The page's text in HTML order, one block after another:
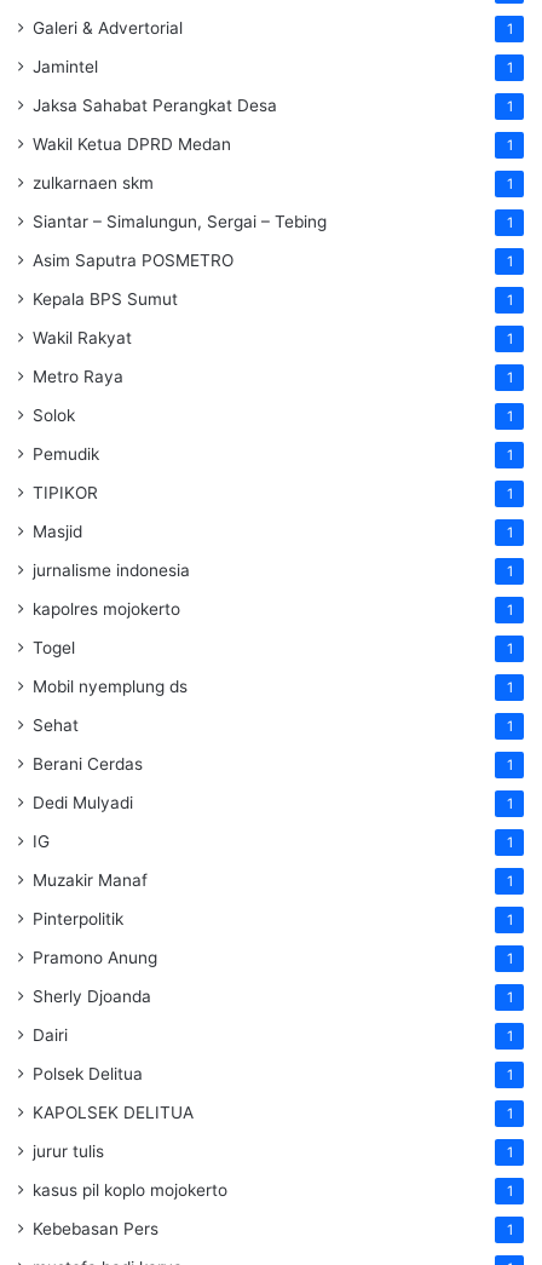
Galeri & Advertorial 1
Jamintel 1
Jaksa Sahabat Perangkat Desa 1
Wakil Ketua DPRD Medan 1
zulkarnaen skm 1
Siantar – Simalungun, Sergai – Tebing 1
Asim Saputra POSMETRO 1
Kepala BPS Sumut 1
Wakil Rakyat 1
Metro Raya 1
Solok 1
Pemudik 1
TIPIKOR 1
Masjid 1
jurnalisme indonesia 1
kapolres mojokerto 1
Togel 1
Mobil nyemplung ds 1
Sehat 1
Berani Cerdas 1
Dedi Mulyadi 1
IG 1
Muzakir Manaf 1
Pinterpolitik 1
Pramono Anung 1
Sherly Djoanda 1
Dairi 1
Polsek Delitua 1
KAPOLSEK DELITUA 1
jurur tulis 1
kasus pil koplo mojokerto 1
Kebebasan Pers 1